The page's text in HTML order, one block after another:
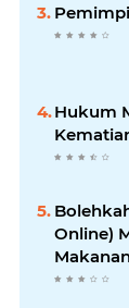
Hukum
Online)
ke